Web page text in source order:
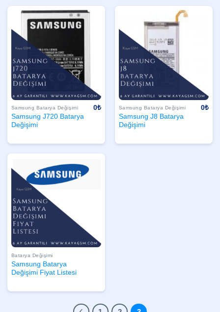
Samsung Batarya Değişimi
Samsung J720 Batarya
Değişimi
0₺ Samsung Batarya Değişimi
Samsung J8 Batarya
Değişimi
0₺
Batarya Değişimi
Samsung Batarya
Değişimi Fiyat Listesi